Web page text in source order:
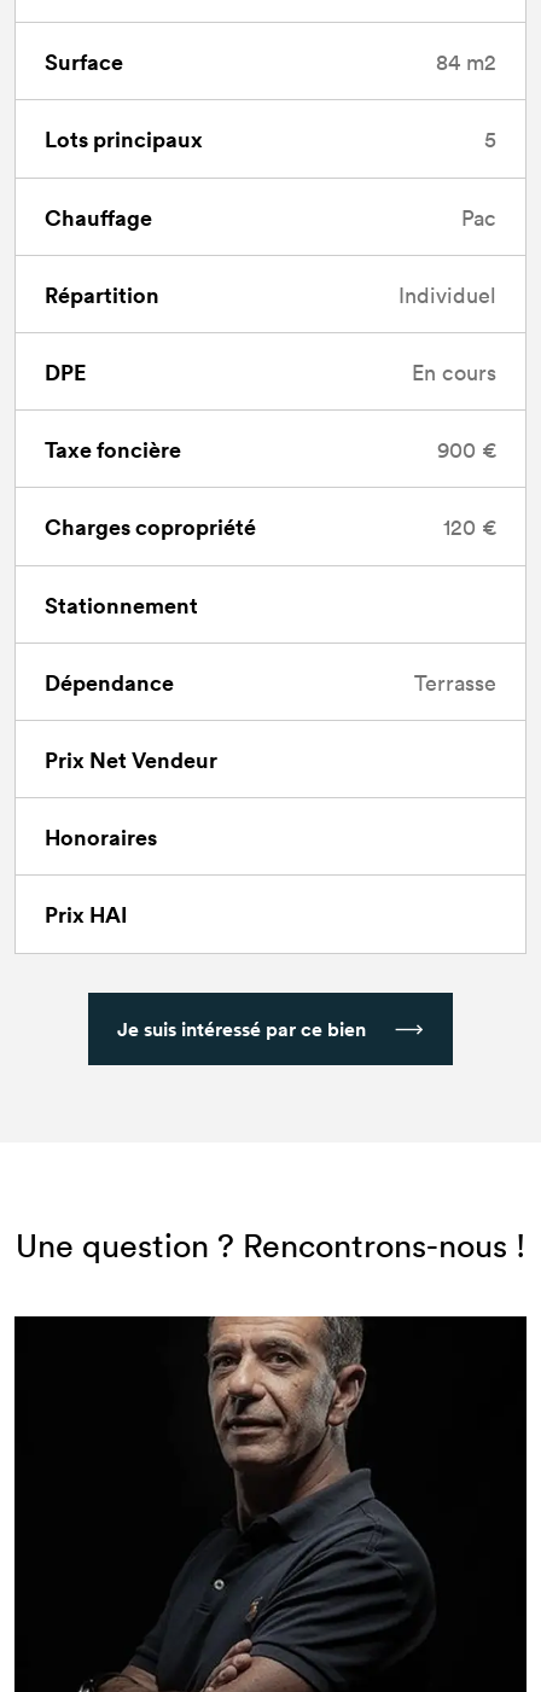
Surface 84 m2
Lots principaux 5
Chauffage Pac
Répartition Individuel
DPE En cours
Taxe foncière 900 €
Charges copropriété 120 €
Stationnement
Dépendance Terrasse
Prix Net Vendeur
Honoraires
Prix HAI
Je suis intéressé par ce bien
Une question ? Rencontrons-nous !